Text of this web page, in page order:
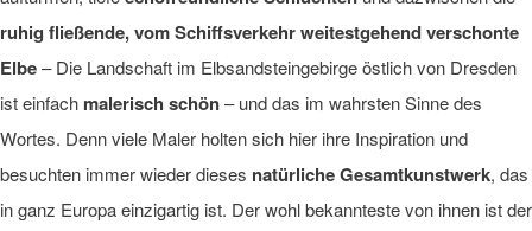
ruhig fließende, vom Schiffsverkehr weitestgehend verschonte
Elbe– Die Landschaft im Elbsandsteingebirge östlich von Dresden
ist einfach malerisch schön– und das im wahrsten Sinne des
Wortes. Denn viele Maler holten sich hier ihre Inspiration und
besuchten immer wieder dieses natürliche Gesamtkunstwerk, das
in ganz Europa einzigartig ist. Der wohl bekannteste von ihnen ist der